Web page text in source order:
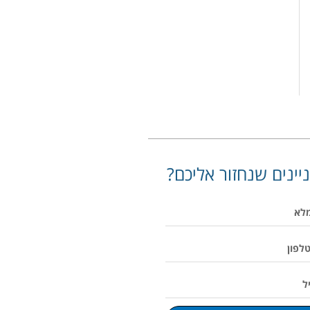
שנחזור אליכם?